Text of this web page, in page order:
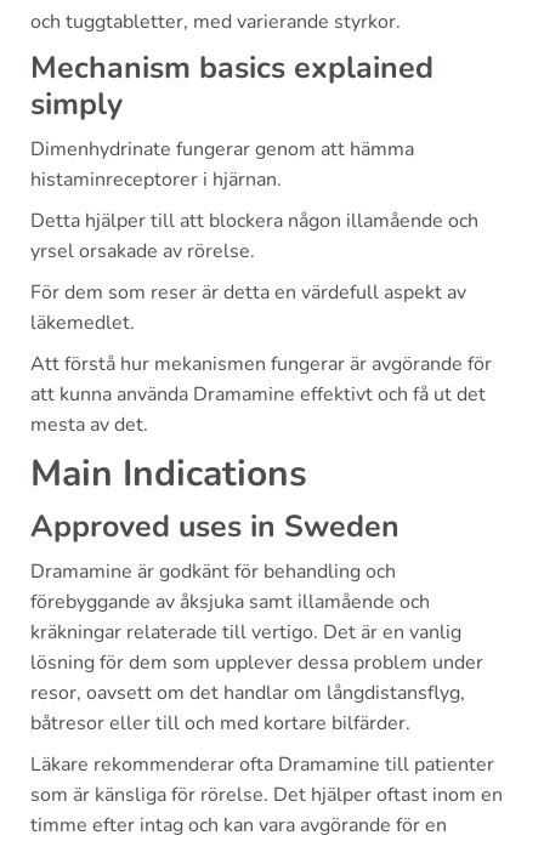
och tuggtabletter, med varierande styrkor.
Mechanism basics explained
simply
Dimenhydrinate fungerar genom att hämma
histaminreceptorer i hjärnan.
Detta hjälper till att blockera någon illamående och
yrsel orsakade av rörelse.
För dem som reser är detta en värdefull aspekt av
läkemedlet.
Att förstå hur mekanismen fungerar är avgörande för
att kunna använda Dramamine effektivt och få ut det
mesta av det.
Main Indications
Approved uses in Sweden
Dramamine är godkänt för behandling och
förebyggande av åksjuka samt illamående och
kräkningar relaterade till vertigo. Det är en vanlig
lösning för dem som upplever dessa problem under
resor, oavsett om det handlar om långdistansflyg,
båtresor eller till och med kortare bilfärder.
Läkare rekommenderar ofta Dramamine till patienter
som är känsliga för rörelse. Det hjälper oftast inom en
timme efter intag och kan vara avgörande för en